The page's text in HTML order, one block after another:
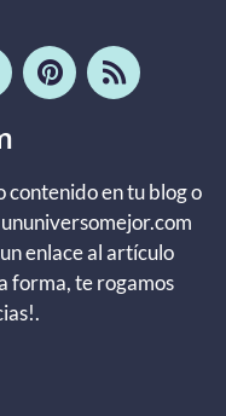
en tu blog o
enlace al artículo
forma, te rogamos